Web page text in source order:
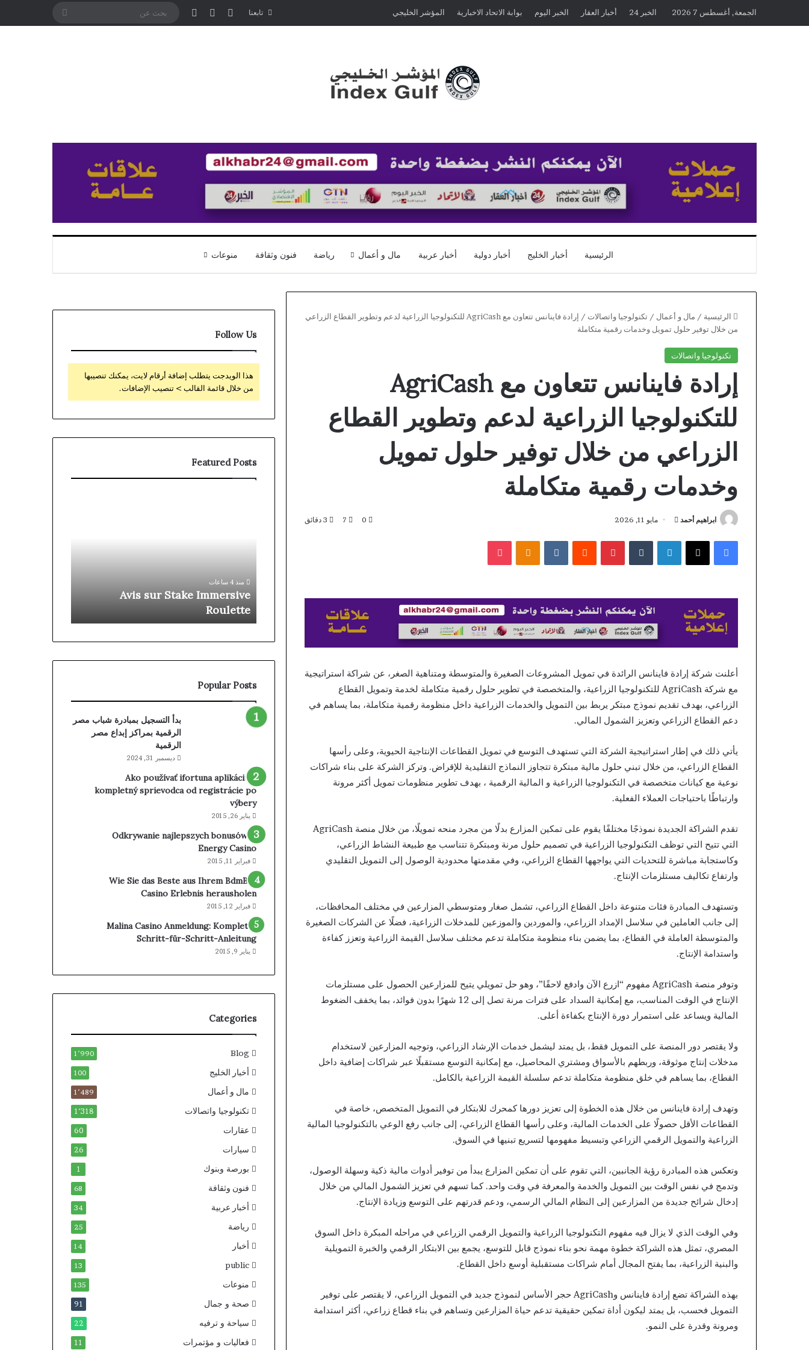
الجمعة, أغسطس 7 2026 الخبر 24 أخبار العقار الخبر اليوم بوابة الاتحاد الاخبارية المؤشر الخليجي تابعنا تسجيل الدخول
مقال عشوائي
إضافة عمود جانبي
الرئيسية أخبار الخليج أخبار دولية أخبار عربية مال و أعمال رياضة فنون وثقافة منوعات
الرئيسية / مال و أعمال / تكنولوجيا واتصالات /
إرادة فاينانس تتعاون مع AgriCash للتكنولوجيا الزراعية لدعم وتطوير القطاع الزراعي
من خلال توفير حلول تمويل وخدمات رقمية متكاملة
تكنولوجيا واتصالات
إرادة فاينانس تتعاون مع AgriCash
للتكنولوجيا الزراعية لدعم وتطوير القطاع
الزراعي من خلال توفير حلول تمويل
وخدمات رقمية متكاملة
ابراهيم أحمد
أرسل
إلكترونيا
مايو 11, 2026 0
7
فيسبوكX لينكدإن بينتيريست Odnoklassniki
بوكيت
أعلنت شركة إرادة فاينانس الرائدة في تمويل المشروعات الصغيرة والمتوسطة ومتناهية الصغر، عن شراكة استراتيجية
مع شركة AgriCash للتكنولوجيا الزراعية، والمتخصصة في تطوير حلول رقمية متكاملة لخدمة وتمويل القطاع
الزراعي، بهدف تقديم نموذج مبتكر يربط بين التمويل والخدمات الزراعية داخل منظومة رقمية متكاملة، بما يساهم في
دعم القطاع الزراعي وتعزيز الشمول المالي.
يأتي ذلك في إطار استراتيجية الشركة التي تستهدف التوسع في تمويل القطاعات الإنتاجية الحيوية، وعلى رأسها
القطاع الزراعي، من خلال تبني حلول مالية مبتكرة تتجاوز النماذج التقليدية للإقراض. وتركز الشركة على بناء شراكات
نوعية مع كيانات متخصصة في التكنولوجيا الزراعية و المالية الرقمية ، بهدف تطوير منظومات تمويل أكثر مرونة
وارتباطًا باحتياجات العملاء الفعلية.
تقدم الشراكة الجديدة نموذجًا مختلفًا يقوم على تمكين المزارع بدلًا من مجرد منحه تمويلًا، من خلال منصة AgriCash
التي تتيح التي توظف التكنولوجيا الزراعية في تصميم حلول مرنة ومبتكرة تتناسب مع طبيعة النشاط الزراعي،
وكاستجابة مباشرة للتحديات التي يواجهها القطاع الزراعي، وفي مقدمتها محدودية الوصول إلى التمويل التقليدي
وارتفاع تكاليف مستلزمات الإنتاج.
وتستهدف المبادرة فئات متنوعة داخل القطاع الزراعي، تشمل صغار ومتوسطي المزارعين في مختلف المحافظات،
إلى جانب العاملين في سلاسل الإمداد الزراعي، والموردين والموزعين للمدخلات الزراعية، فضلًا عن الشركات الصغيرة
والمتوسطة العاملة في القطاع، بما يضمن بناء منظومة متكاملة تدعم مختلف سلاسل القيمة الزراعية وتعزز كفاءة
واستدامة الإنتاج.
وتوفر منصة AgriCash مفهوم “ازرع الآن وادفع لاحقًا”، وهو حل تمويلي يتيح للمزارعين الحصول على مستلزمات
الإنتاج في الوقت المناسب، مع إمكانية السداد على فترات مرنة تصل إلى 12 شهرًا بدون فوائد، بما يخفف الضغوط
المالية ويساعد على استمرار دورة الإنتاج بكفاءة أعلى.
ولا يقتصر دور المنصة على التمويل فقط، بل يمتد ليشمل خدمات الإرشاد الزراعي، وتوجيه المزارعين لاستخدام
مدخلات إنتاج موثوقة، وربطهم بالأسواق ومشتري المحاصيل، مع إمكانية التوسع مستقبلًا عبر شراكات إضافية داخل
القطاع، بما يساهم في خلق منظومة متكاملة تدعم سلسلة القيمة الزراعية بالكامل.
وتهدف إرادة فاينانس من خلال هذه الخطوة إلى تعزيز دورها كمحرك للابتكار في التمويل المتخصص، خاصة في
القطاعات الأقل حصولًا على الخدمات المالية، وعلى رأسها القطاع الزراعي، إلى جانب رفع الوعي بالتكنولوجيا المالية
الزراعية والتمويل الرقمي الزراعي وتبسيط مفهومها لتسريع تبنيها في السوق.
وتعكس هذه المبادرة رؤية الجانبين، التي تقوم على أن تمكين المزارع يبدأ من توفير أدوات مالية ذكية وسهلة الوصول،
وتدمج في نفس الوقت بين التمويل والخدمة والمعرفة في وقت واحد. كما تسهم في تعزيز الشمول المالي من خلال
إدخال شرائح جديدة من المزارعين إلى النظام المالي الرسمي، ودعم قدرتهم على التوسع وزيادة الإنتاج.
وفي الوقت الذي لا يزال فيه مفهوم التكنولوجيا الزراعية والتمويل الرقمي الزراعي في مراحله المبكرة داخل السوق
المصري، تمثل هذه الشراكة خطوة مهمة نحو بناء نموذج قابل للتوسع، يجمع بين الابتكار الرقمي والخبرة التمويلية
والبنية الزراعية، بما يفتح المجال أمام شراكات مستقبلية أوسع داخل القطاع.
بهذه الشراكة تضع إرادة فاينانس وAgriCash حجر الأساس لنموذج جديد في التمويل الزراعي، لا يقتصر على توفير
التمويل فحسب، بل يمتد ليكون أداة تمكين حقيقية تدعم حياة المزارعين وتساهم في بناء قطاع زراعي، أكثر استدامة
ومرونة وقدرة على النمو.
Follow Us
هذا الويدجت يتطلب إضافة أرقام لايت، يمكنك تنصيبها
من خلال قائمة القالب > تنصيب الإضافات.
Featured Posts
Eternal
Free
Join
the
Action
Eternal Slots Free Chip DelOro
Casino – Norway Join the Action
világába
kezdőknek: lépésről lépésre a
nyeremények világába
منذ 4 ساعات
Avis sur Stake Immersive
Roulette
gangsta-
Popular Posts
بدأ التسجيل بمبادرة شباب مصر
الرقمية بمراكز إبداع مصر
الرقمية
ديسمبر 31, 2024
Ako používať ifortuna aplikáciu –
kompletný sprievodca od registrácie po
výbery
يناير 26, 2015
Odkrywanie najlepszych bonusów w
Energy Casino
فبراير 11, 2015
Wie Sie das Beste aus Ihrem BdmBet
Casino Erlebnis herausholen
فبراير 12, 2015
Malina Casino Anmeldung: Komplette
Schritt-für-Schritt-Anleitung
يناير 9, 2015
Categories
Blog 1٬990
أخبار الخليج 100
مال و أعمال 1٬489
تكنولوجيا واتصالات 1٬318
عقارات 60
سيارات 26
بورصة وبنوك 1
فنون وثقافة 68
أخبار عربية 34
رياضة 25
أخبار 14
public
13
منوعات 135
صحة و جمال 91
سياحة و ترفيه 22
فعاليات و مؤتمرات 11